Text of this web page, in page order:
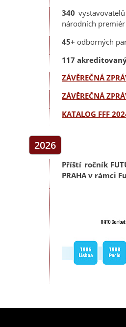
340
národních premiér
45+ odborných
117
ZÁVĚREČNÁ
ZÁVĚREČNÁ
KATALOG FFF
2026
Příští ročník
PRAHA v rámci